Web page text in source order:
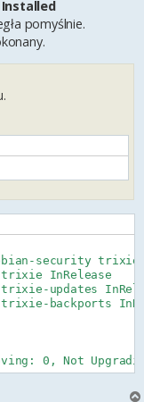
Installed
pomyślnie.
updates
backports